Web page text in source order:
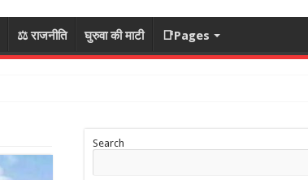
⚖️ राजनीति घुरुवा की माटी 📑Pages
Search